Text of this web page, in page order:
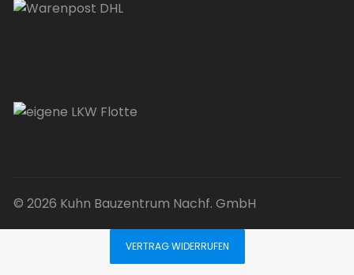
© 2026 Kuhn Bauzentrum Nachf. GmbH
VERTRAG WIDERRUFEN